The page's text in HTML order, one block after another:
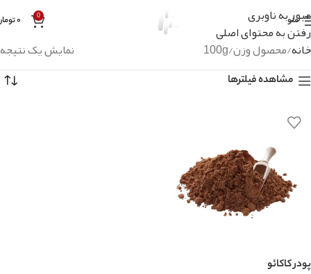
عبور به ناوبری
رفتن به محتوای اصلی
منو 0 ۰
خانه محصول وزن 100g نمایش یک نتیجه
مشاهده فیلترها
پودر کاکائو